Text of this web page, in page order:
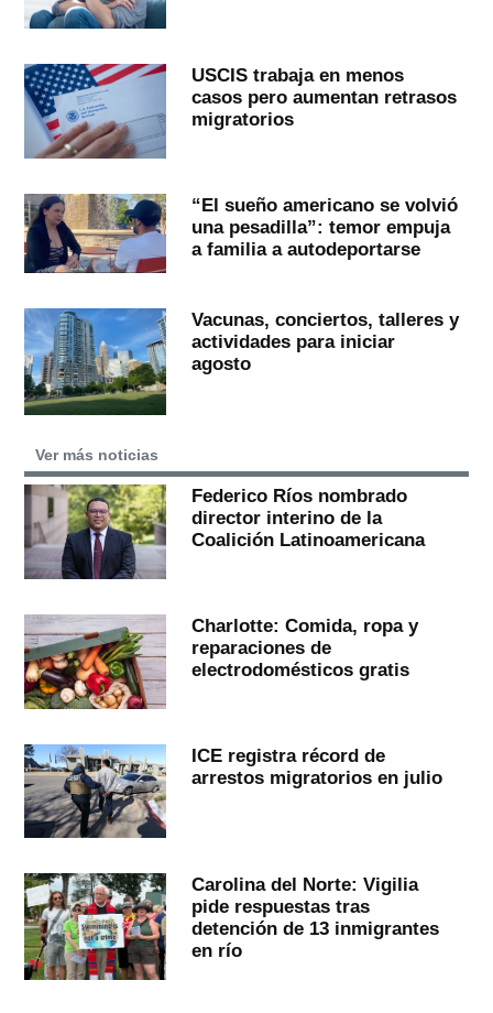
USCIS trabaja en menos
casos pero aumentan retrasos
migratorios
“El sueño americano se volvió
una pesadilla”: temor empuja
a familia a autodeportarse
Vacunas, conciertos, talleres y
actividades para iniciar
agosto
Ver más noticias
Federico Ríos nombrado
director interino de la
Coalición Latinoamericana
Charlotte: Comida, ropa y
reparaciones de
electrodomésticos gratis
ICE registra récord de
arrestos migratorios en julio
Carolina del Norte: Vigilia
pide respuestas tras
detención de 13 inmigrantes
en río